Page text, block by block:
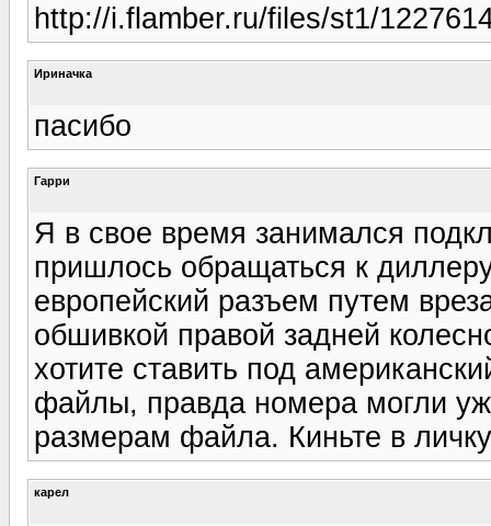
http://i.flamber.ru/files/st1/
Ириначка
пасибо
Гарри
Я в свое время занимался
пришлось обращаться к
европейский разъем путем
обшивкой правой задней
хотите ставить под
файлы, правда номера могли
размерам файла. Киньте в
карел